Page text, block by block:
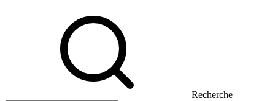
Recherche